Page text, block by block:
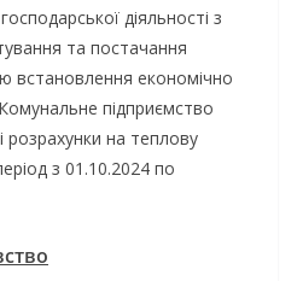
діяльності з
та постачання
встановлення економічно
підприємство
розрахунки на теплову
з 01.10.2024 по